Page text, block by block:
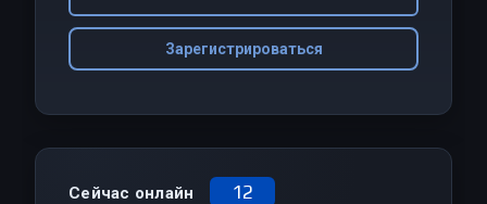
Зарегистрироваться
Сейчас онлайн 12